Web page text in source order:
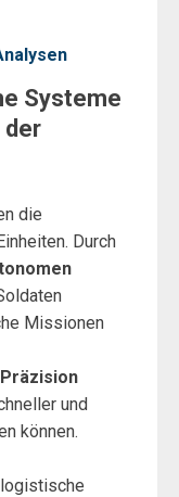
Systeme
der
die
Durch
Missionen
Präzision
und
können.